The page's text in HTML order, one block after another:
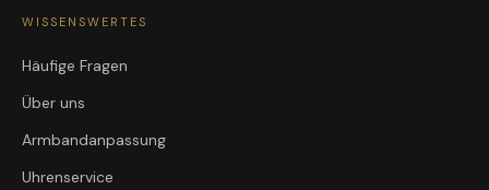
WISSENSWERTES
Häufige Fragen
Über uns
Armbandanpassung
Uhrenservice